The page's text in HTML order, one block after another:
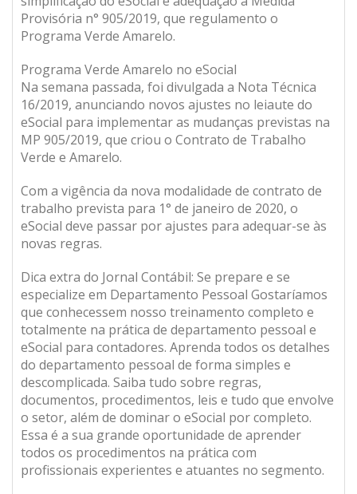
Provisória n° 905/2019, que regulamento o
Programa Verde Amarelo.
Programa Verde Amarelo no eSocial
Na semana passada, foi divulgada a Nota Técnica
16/2019, anunciando novos ajustes no leiaute do
eSocial para implementar as mudanças previstas na
MP 905/2019, que criou o Contrato de Trabalho
Verde e Amarelo.
Com a vigência da nova modalidade de contrato de
trabalho prevista para 1° de janeiro de 2020, o
eSocial deve passar por ajustes para adequar-se às
novas regras.
Dica extra do Jornal Contábil: Se prepare e se
especialize em Departamento Pessoal Gostaríamos
que conhecessem nosso treinamento completo e
totalmente na prática de departamento pessoal e
eSocial para contadores. Aprenda todos os detalhes
do departamento pessoal de forma simples e
descomplicada. Saiba tudo sobre regras,
documentos, procedimentos, leis e tudo que envolve
o setor, além de dominar o eSocial por completo.
Essa é a sua grande oportunidade de aprender
todos os procedimentos na prática com
profissionais experientes e atuantes no segmento.